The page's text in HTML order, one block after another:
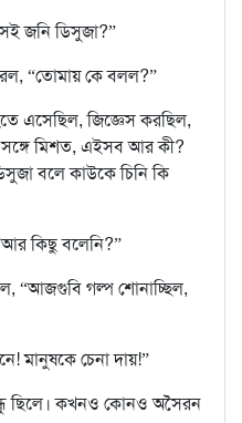
জনি ডিসুজা?”
“তোমায় কে বলল?”
এসেছিল, জিজ্ঞেস করছিল,
মিশত, এইসব আর কী?
বলে কাউকে চিনি কি
কিছু বলেনি?”
“আজগুবি গল্প শোনাচ্ছিল,
মানুষকে চেনা দায়!”
ছিলে। কখনও কোনও অসৈরন